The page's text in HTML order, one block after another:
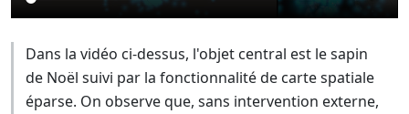
Dans la vidéo ci-dessus, l'objet central est le sapin
de Noël suivi par la fonctionnalité de carte spatiale
éparse. On observe que, sans intervention externe,